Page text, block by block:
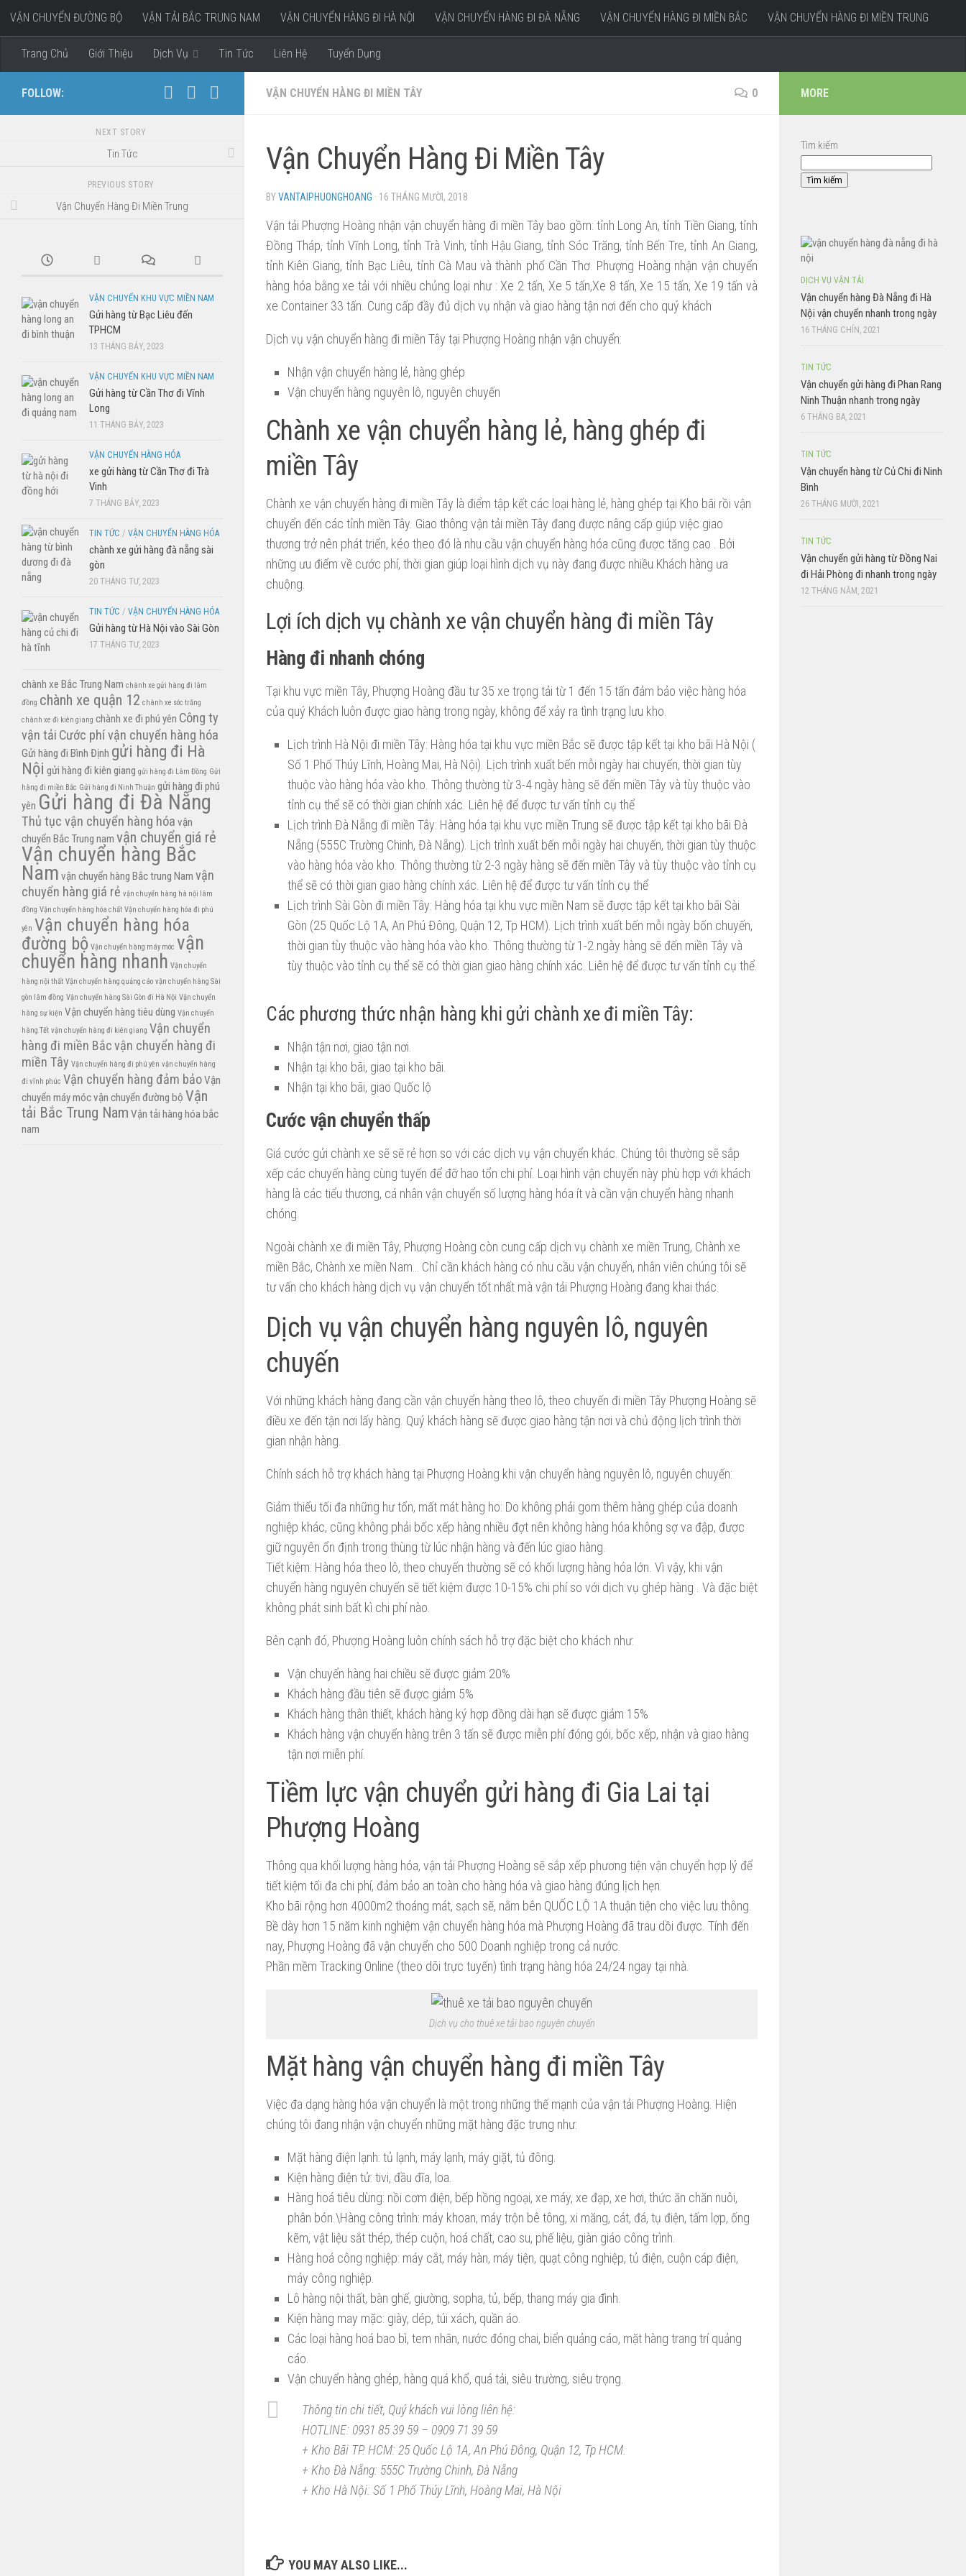
Skip to content
VẬN CHUYỂN ĐƯỜNG BỘ VẬN TẢI BẮC TRUNG NAM VẬN CHUYỂN HÀNG ĐI HÀ NỘI VẬN CHUYỂN HÀNG ĐI ĐÀ NẴNG VẬN CHUYỂN HÀNG ĐI MIỀN BẮC VẬN CHUYỂN HÀNG ĐI MIỀN TRUNG
VẬN CHUYỂN HÀNG ĐI MIỀN TÂY
Trang Chủ Giới Thiệu Dịch Vụ Tin Tức Liên Hệ Tuyển Dụng
VẬN CHUYỂN HÀNG ĐI MIỀN TÂY 0
Vận Chuyển Hàng Đi Miền Tây
BYVANTAIPHUONGHOANG · 16 THÁNG MƯỜI, 2018
Vận tải Phượng Hoàng nhận vận chuyển hàng đi miền Tây bao gồm: tỉnh Long An, tỉnh Tiền Giang, tỉnh
Đồng Tháp, tỉnh Vĩnh Long, tỉnh Trà Vinh, tỉnh Hậu Giang, tỉnh Sóc Trăng, tỉnh Bến Tre, tỉnh An Giang,
tỉnh Kiên Giang, tỉnh Bạc Liêu, tỉnh Cà Mau và thành phố Cần Thơ. Phượng Hoàng nhận vận chuyển
hàng hóa bằng xe tải với nhiều chủng loại như : Xe 2 tấn, Xe 5 tấn,Xe 8 tấn, Xe 15 tấn, Xe 19 tấn và
xe Container 33 tấn. Cung cấp đầy đủ dịch vụ nhận và giao hàng tận nơi đến cho quý khách
Dịch vụ vận chuyển hàng đi miền Tây tại Phượng Hoàng nhận vận chuyển:
Nhận vận chuyển hàng lẻ, hàng ghép
Vận chuyển hàng nguyên lô, nguyên chuyến
Chành xe vận chuyển hàng lẻ, hàng ghép đi
miền Tây
Chành xe vận chuyển hàng đi miền Tây là điểm tập kết các loại hàng lẻ, hàng ghép tại Kho bãi rồi vận
chuyển đến các tỉnh miền Tây. Giao thông vận tải miền Tây đang được nâng cấp giúp việc giao
thương trở nên phát triển, kéo theo đó là nhu cầu vận chuyển hàng hóa cũng được tăng cao . Bởi
những ưu điểm về cước phí, thời gian giúp loại hình dịch vụ này đang được nhiều Khách hàng ưa
chuộng.
Lợi ích dịch vụ chành xe vận chuyển hàng đi miền Tây
Hàng đi nhanh chóng
Tại khu vực miền Tây, Phượng Hoàng đầu tư 35 xe trọng tải từ 1 đến 15 tấn đảm bảo việc hàng hóa
của quý Khách luôn được giao hàng trong ngày, không để xảy ra tình trạng lưu kho.
Lịch trình Hà Nội đi miền Tây: Hàng hóa tại khu vực miền Bắc sẽ được tập kết tại kho bãi Hà Nội (
Số 1 Phố Thúy Lĩnh, Hoàng Mai, Hà Nội). Lịch trình xuất bến mỗi ngày hai chuyến, thời gian tùy
thuộc vào hàng hóa vào kho. Thông thường từ 3-4 ngày hàng sẽ đến miền Tây và tùy thuộc vào
tỉnh cụ thể sẽ có thời gian chính xác. Liên hệ để được tư vấn tỉnh cụ thể
Lịch trình Đà Nẵng đi miền Tây: Hàng hóa tại khu vực miền Trung sẽ được tập kết tại kho bãi Đà
Nẵng (555C Trường Chinh, Đà Nẵng). Lịch trình xuất bến mỗi ngày hai chuyến, thời gian tùy thuộc
vào hàng hóa vào kho. Thông thường từ 2-3 ngày hàng sẽ đến miền Tây và tùy thuộc vào tỉnh cụ
thể sẽ có thời gian giao hàng chính xác. Liên hệ để được tư vấn tỉnh cụ thể
Lịch trình Sài Gòn đi miền Tây: Hàng hóa tại khu vực miền Nam sẽ được tập kết tại kho bãi Sài
Gòn (25 Quốc Lộ 1A, An Phú Đông, Quận 12, Tp HCM). Lịch trình xuất bến mỗi ngày bốn chuyến,
thời gian tùy thuộc vào hàng hóa vào kho. Thông thường từ 1-2 ngày hàng sẽ đến miền Tây và
tùy thuộc vào tỉnh cụ thể sẽ có thời gian giao hàng chính xác. Liên hệ để được tư vấn tỉnh cụ thể.
Các phương thức nhận hàng khi gửi chành xe đi miền Tây:
Nhận tận nơi, giao tận nơi.
Nhận tại kho bãi, giao tại kho bãi.
Nhận tại kho bãi, giao Quốc lộ
Cước vận chuyển thấp
Giá cước gửi chành xe sẽ sẽ rẻ hơn so với các dịch vụ vận chuyển khác. Chúng tôi thường sẽ sắp
xếp các chuyến hàng cùng tuyến để đỡ hao tổn chi phí. Loại hình vận chuyển này phù hợp với khách
hàng là các tiểu thương, cá nhân vận chuyển số lượng hàng hóa ít và cần vận chuyển hàng nhanh
chóng.
Ngoài chành xe đi miền Tây, Phượng Hoàng còn cung cấp dịch vụ chành xe miền Trung, Chành xe
miền Bắc, Chành xe miền Nam… Chỉ cần khách hàng có nhu cầu vận chuyển, nhân viên chúng tôi sẽ
tư vấn cho khách hàng dịch vụ vận chuyển tốt nhất mà vận tải Phượng Hoàng đang khai thác.
Dịch vụ vận chuyển hàng nguyên lô, nguyên
chuyến
Với những khách hàng đang cần vận chuyển hàng theo lô, theo chuyến đi miền Tây Phượng Hoàng sẽ
điều xe đến tận nơi lấy hàng. Quý khách hàng sẽ được giao hàng tận nơi và chủ động lịch trình thời
gian nhận hàng.
Chính sách hỗ trợ khách hàng tại Phượng Hoàng khi vận chuyển hàng nguyên lô, nguyên chuyến:
Giảm thiểu tối đa những hư tổn, mất mát hàng ho: Do không phải gom thêm hàng ghép của doanh
nghiệp khác, cũng không phải bốc xếp hàng nhiều đợt nên không hàng hóa không sợ va đập, được
giữ nguyên ổn định trong thùng từ lúc nhận hàng và đến lúc giao hàng.
Tiết kiệm: Hàng hóa theo lô, theo chuyến thường sẽ có khối lượng hàng hóa lớn. Vì vậy, khi vận
chuyển hàng nguyên chuyến sẽ tiết kiệm được 10-15% chi phí so với dịch vụ ghép hàng . Và đặc biệt
không phát sinh bất kì chi phí nào.
Bên cạnh đó, Phượng Hoàng luôn chính sách hỗ trợ đặc biệt cho khách như:
Vận chuyển hàng hai chiều sẽ được giảm 20%
Khách hàng đầu tiên sẽ được giảm 5%
Khách hàng thân thiết, khách hàng ký hợp đồng dài hạn sẽ được giảm 15%
Khách hàng vận chuyển hàng trên 3 tấn sẽ được miễn phí đóng gói, bốc xếp, nhận và giao hàng
tận nơi miễn phí.
Tiềm lực vận chuyển gửi hàng đi Gia Lai tại
Phượng Hoàng
Thông qua khối lượng hàng hóa, vận tải Phượng Hoàng sẽ sắp xếp phương tiện vận chuyển hợp lý để
tiết kiệm tối đa chi phí, đảm bảo an toàn cho hàng hóa và giao hàng đúng lịch hẹn.
Kho bãi rộng hơn 4000m2 thoáng mát, sạch sẽ, nằm bên QUỐC LỘ 1A thuận tiện cho việc lưu thông.
Bề dày hơn 15 năm kinh nghiệm vận chuyển hàng hóa mà Phượng Hoàng đã trau dồi được. Tính đến
nay, Phượng Hoàng đã vận chuyển cho 500 Doanh nghiệp trong cả nước.
Phần mềm Tracking Online (theo dõi trực tuyến) tình trạng hàng hóa 24/24 ngay tại nhà.
Dịch vụ cho thuê xe tải bao nguyên chuyến
Mặt hàng vận chuyển hàng đi miền Tây
Việc đa dạng hàng hóa vận chuyển là một trong những thế mạnh của vận tải Phượng Hoàng. Hiện
chúng tôi đang nhận vận chuyển những mặt hàng đặc trưng như:
Mặt hàng điện lạnh: tủ lạnh, máy lạnh, máy giặt, tủ đông.
Kiện hàng điện tử: tivi, đầu đĩa, loa.
Hàng hoá tiêu dùng: nồi cơm điện, bếp hồng ngoại, xe máy, xe đạp, xe hơi, thức ăn chăn nuôi,
phân bón.\Hàng công trình: máy khoan, máy trộn bê tông, xi măng, cát, đá, tụ điện, tấm lợp, ống
kẽm, vật liệu sắt thép, thép cuộn, hoá chất, cao su, phế liệu, giàn giáo công trình.
Hàng hoá công nghiệp: máy cắt, máy hàn, máy tiện, quạt công nghiệp, tủ điện, cuộn cáp điện,
máy công nghiệp.
Lô hàng nội thất, bàn ghế, giường, sopha, tủ, bếp, thang máy gia đình.
Kiện hàng may mặc: giày, dép, túi xách, quần áo.
Các loại hàng hoá bao bì, tem nhãn, nước đóng chai, biển quảng cáo, mặt hàng trang trí quảng
cáo.
Vận chuyển hàng ghép, hàng quá khổ, quá tải, siêu trường, siêu trọng.
Thông tin chi tiết, Quý khách vui lòng liên hệ:
HOTLINE: 0931 85 39 59 – 0909 71 39 59
+ Kho Bãi TP. HCM: 25 Quốc Lộ 1A, An Phú Đông, Quận 12, Tp HCM.
+ Kho Đà Nẵng: 555C Trường Chinh, Đà Nẵng
+ Kho Hà Nội: Số 1 Phố Thúy Lĩnh, Hoàng Mai, Hà Nội
YOU MAY ALSO LIKE...
FOLLOW:
NEXT STORY
Tin Tức
PREVIOUS STORY
Vận Chuyển Hàng Đi Miền Trung
VẬN CHUYỂN KHU VỰC MIỀN NAM
Gửi hàng từ Bạc Liêu đến
TPHCM
13 THÁNG BẢY, 2023
VẬN CHUYỂN KHU VỰC MIỀN NAM
Gửi hàng từ Cần Thơ đi Vĩnh
Long
11 THÁNG BẢY, 2023
VẬN CHUYỂN HÀNG HÓA
xe gửi hàng từ Cần Thơ đi Trà
Vinh
7 THÁNG BẢY, 2023
TIN TỨC / VẬN CHUYỂN HÀNG HÓA
chành xe gửi hàng đà nẵng sài
gòn
20 THÁNG TƯ, 2023
TIN TỨC / VẬN CHUYỂN HÀNG HÓA
Gửi hàng từ Hà Nội vào Sài Gòn
17 THÁNG TƯ, 2023
chành xe Bắc Trung Nam chành xe gửi hàng đi lâm
đồng chành xe quận 12 chành xe sóc trăng
chành xe đi kiên giang chành xe đi phú yên Công ty
vận tải Cước phí vận chuyển hàng hóa
Gửi hàng đi Bình Định gửi hàng đi Hà
Nội gửi hàng đi kiên giang gửi hàng đi Lâm Đồng Gửi
hàng đi miền Bắc Gửi hàng đi Ninh Thuận gửi hàng đi phú
yên Gửi hàng đi Đà Nẵng
Thủ tục vận chuyển hàng hóa vận
chuyển Bắc Trung nam vận chuyển giá rẻ
Vận chuyển hàng Bắc
Nam vận chuyển hàng Bắc trung Nam vận
chuyển hàng giá rẻ vận chuyển hàng hà nội lâm
đồng Vận chuyển hàng hóa chất Vận chuyển hàng hóa đi phú
yên Vận chuyển hàng hóa
đường bộ Vận chuyển hàng máy móc vận
chuyển hàng nhanh Vận chuyển
hàng nội thất Vận chuyển hàng quảng cáo vận chuyển hàng Sài
gòn lâm đồng Vận chuyển hàng Sài Gòn đi Hà Nội Vận chuyển
hàng sự kiện Vận chuyển hàng tiêu dùng Vận chuyển
hàng Tết vận chuyển hàng đi kiên giang Vận chuyển
hàng đi miền Bắcvận chuyển hàng đi
miền Tây Vận chuyển hàng đi phú yên vận chuyển hàng
đi vĩnh phúc Vận chuyển hàng đảm bảoVận
chuyển máy mócvận chuyển đường bộ Vận
tải Bắc Trung Nam Vận tải hàng hóa bắc
nam
MORE
Tìm kiếm
Tìm kiếm
DỊCH VỤ VẬN TẢI
Vận chuyển hàng Đà Nẵng đi Hà
Nội vận chuyển nhanh trong ngày
16 THÁNG CHÍN, 2021
TIN TỨC
Vận chuyển gửi hàng đi Phan Rang
Ninh Thuận nhanh trong ngày
6 THÁNG BA, 2021
TIN TỨC
Vận chuyển hàng từ Củ Chi đi Ninh
Bình
26 THÁNG MƯỜI, 2021
TIN TỨC
Vận chuyển gửi hàng từ Đồng Nai
đi Hải Phòng đi nhanh trong ngày
12 THÁNG NĂM, 2021